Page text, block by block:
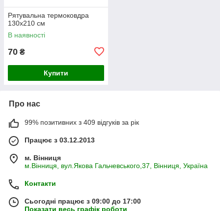
Рятувальна термоковдра
130х210 см
В наявності
70 ₴
Купити
Про нас
99% позитивних з 409 відгуків за рік
Працює з 03.12.2013
м. Вінниця
м.Вінниця, вул.Якова Гальчевського,37, Вінниця, Україна
Контакти
Сьогодні працює з 09:00 до 17:00
Показати весь графік роботи